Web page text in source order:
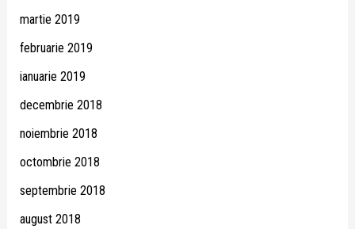
martie 2019
februarie 2019
ianuarie 2019
decembrie 2018
noiembrie 2018
octombrie 2018
septembrie 2018
august 2018